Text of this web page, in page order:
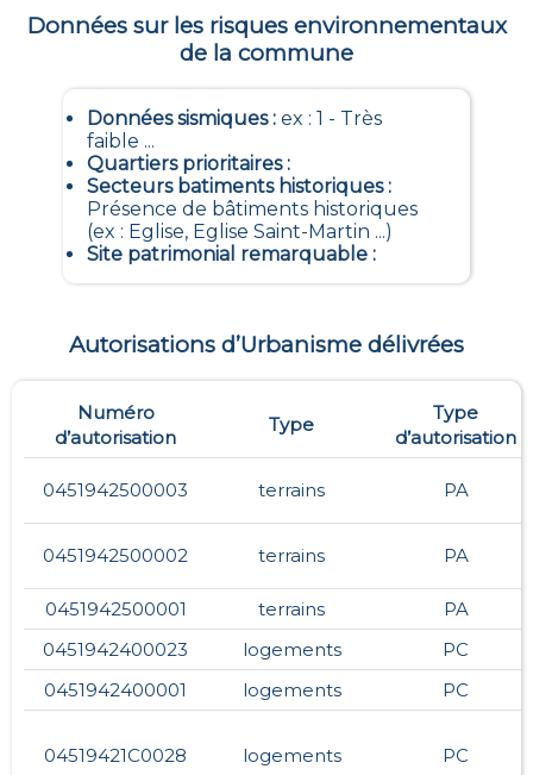
Données sur les risques environnementaux
de la commune
Données sismiques: ex : 1 - Très
faible ...
Quartiers prioritaires:
Secteurs batiments historiques:
Présence de bâtiments historiques
(ex : Eglise, Eglise Saint-Martin ...)
Site patrimonial remarquable:
Autorisations d’Urbanisme délivrées
Numéro
d’autorisation
Type
Type
d’autorisation
0451942500003 terrains PA
0451942500002 terrains PA
0451942500001 terrains
PA
0451942400023
logements
PC
0451942400001
logements PC
04519421C0028 logements PC